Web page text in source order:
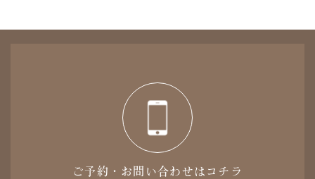
ご予約・お問い合わせはコチラ